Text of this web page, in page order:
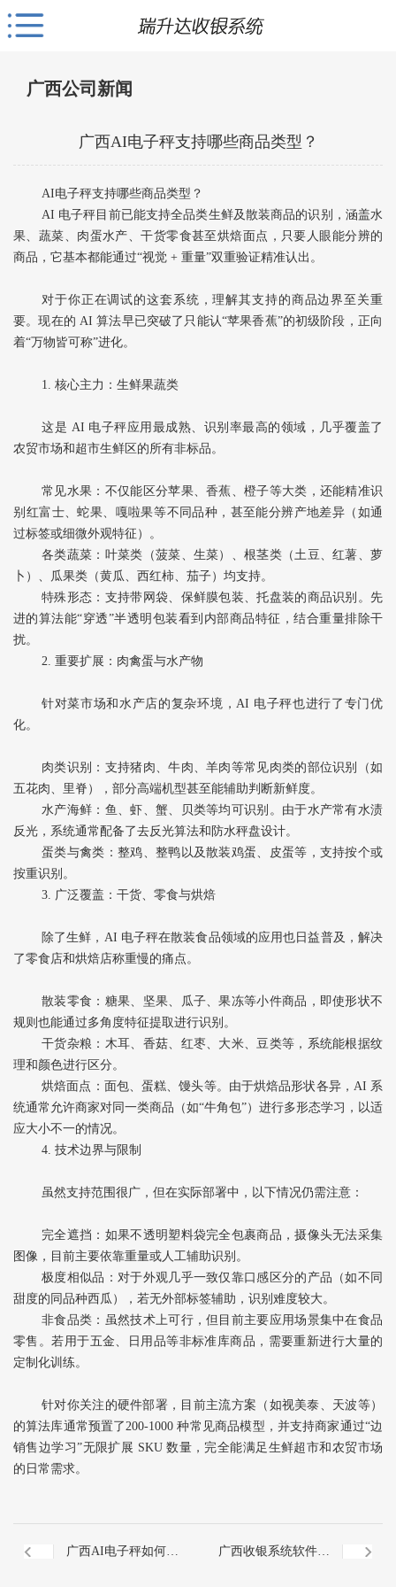
广西公司新闻
广西AI电子秤支持哪些商品类型？
AI电子秤支持哪些商品类型？
AI 电子秤目前已能支持‌全品类生鲜及散装商品‌的识别，涵盖水
果、蔬菜、肉蛋水产、干货零食甚至烘焙面点，只要人眼能分辨的
商品，它基本都能通过“视觉 + 重量”双重验证精准认出。
对于你正在调试的这套系统，理解其支持的商品边界至关重
要。现在的 AI 算法早已突破了只能认“苹果香蕉”的初级阶段，正向
着“万物皆可称”进化。
1. 核心主力：生鲜果蔬类
这是 AI 电子秤应用最成熟、识别率最高的领域，几乎覆盖了
农贸市场和超市生鲜区的所有非标品。
常见水果‌：不仅能区分苹果、香蕉、橙子等大类，还能精准识
别‌红富士、蛇果、嘎啦果‌等不同品种，甚至能分辨产地差异（如通
过标签或细微外观特征）。
各类蔬菜‌：叶菜类（菠菜、生菜）、根茎类（土豆、红薯、萝
卜）、瓜果类（黄瓜、西红柿、茄子）均支持。
特殊形态‌：支持‌带网袋、保鲜膜包装、托盘装‌的商品识别。先
进的算法能“穿透”半透明包装看到内部商品特征，结合重量排除干
扰。
2. 重要扩展：肉禽蛋与水产物
针对菜市场和水产店的复杂环境，AI 电子秤也进行了专门优
化。
肉类识别‌：支持猪肉、牛肉、羊肉等常见肉类的部位识别（如
五花肉、里脊），部分高端机型甚至能辅助判断新鲜度。
水产海鲜‌：鱼、虾、蟹、贝类等均可识别。由于水产常有水渍
反光，系统通常配备了去反光算法和防水秤盘设计。
蛋类与禽类‌：整鸡、整鸭以及散装鸡蛋、皮蛋等，支持按个或
按重识别。
3. 广泛覆盖：干货、零食与烘焙
除了生鲜，AI 电子秤在散装食品领域的应用也日益普及，解决
了零食店和烘焙店称重慢的痛点。
散装零食‌：糖果、坚果、瓜子、果冻等小件商品，即使形状不
规则也能通过多角度特征提取进行识别。
干货杂粮‌：木耳、香菇、红枣、大米、豆类等，系统能根据纹
理和颜色进行区分。
烘焙面点‌：面包、蛋糕、馒头等。由于烘焙品形状各异，AI 系
统通常允许商家对同一类商品（如“牛角包”）进行多形态学习，以适
应大小不一的情况。
4. 技术边界与限制
虽然支持范围很广，但在实际部署中，以下情况仍需注意：
完全遮挡‌：如果不透明塑料袋完全包裹商品，摄像头无法采集
图像，目前主要依靠重量或人工辅助识别。
极度相似品‌：对于外观几乎一致仅靠口感区分的产品（如不同
甜度的同品种西瓜），若无外部标签辅助，识别难度较大。
非食品类‌：虽然技术上可行，但目前主要应用场景集中在食品
零售。若用于五金、日用品等非标准库商品，需要重新进行大量的
定制化训练。
针对你关注的硬件部署，目前主流方案（如视美泰、天波等）
的算法库通常预置了‌200-1000 种‌常见商品模型，并支持商家通过“边
销售边学习”无限扩展 SKU 数量，完全能满足生鲜超市和农贸市场
的日常需求。
广西AI电子秤如何学 广西收银系统软件一